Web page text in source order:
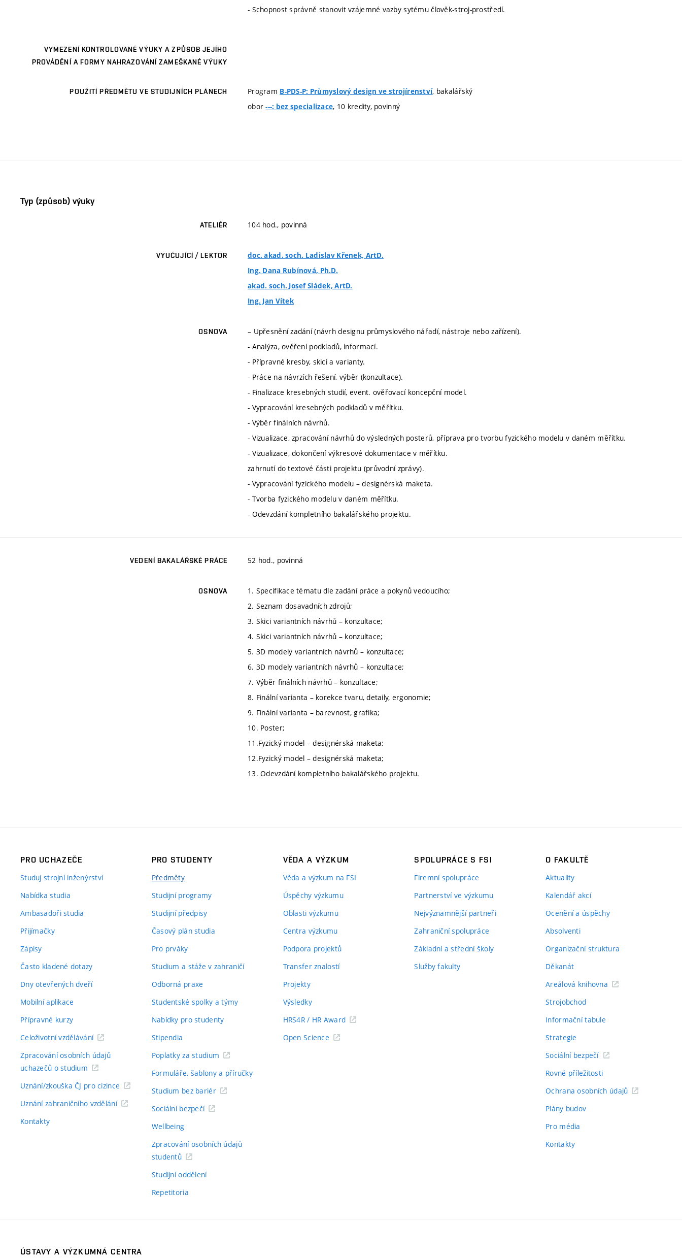
- Schopnost správně stanovit vzájemné vazby sytému člověk-stroj-prostředí.
VYMEZENÍ KONTROLOVANÉ VÝUKY A ZPŮSOB JEJÍHO
PROVÁDĚNÍ A FORMY NAHRAZOVÁNÍ ZAMEŠKANÉ VÝUKY
POUŽITÍ PŘEDMĚTU VE STUDIJNÍCH PLÁNECH Program B-PDS-P: Průmyslový design ve strojírenství, bakalářský
obor---: bez specializace, 10 kredity, povinný
Typ (způsob) výuky
ATELIÉR 104 hod., povinná
VYUČUJÍCÍ / LEKTOR
doc. akad. soch. Ladislav Křenek, ArtD.
Ing. Dana Rubínová, Ph.D.
akad. soch. Josef Sládek, ArtD.
Ing. Jan Vítek
OSNOVA
– Upřesnění zadání (návrh designu průmyslového nářadí, nástroje nebo zařízení).
- Analýza, ověření podkladů, informací.
- Přípravné kresby, skici a varianty.
- Práce na návrzích řešení, výběr (konzultace).
- Finalizace kresebných studií, event. ověřovací koncepční model.
- Vypracování kresebných podkladů v měřítku.
- Výběr finálních návrhů.
- Vizualizace, zpracování návrhů do výsledných posterů, příprava pro tvorbu fyzického modelu v daném měřítku.
- Vizualizace, dokončení výkresové dokumentace v měřítku.
zahrnutí do textové části projektu (průvodní zprávy).
- Vypracování fyzického modelu – designérská maketa.
- Tvorba fyzického modelu v daném měřítku.
- Odevzdání kompletního bakalářského projektu.
VEDENÍ BAKALÁŘSKÉ PRÁCE 52 hod., povinná
OSNOVA
1. Specifikace tématu dle zadání práce a pokynů vedoucího;
2. Seznam dosavadních zdrojů;
3. Skici variantních návrhů – konzultace;
4. Skici variantních návrhů – konzultace;
5. 3D modely variantních návrhů – konzultace;
6. 3D modely variantních návrhů – konzultace;
7. Výběr finálních návrhů – konzultace;
8. Finální varianta – korekce tvaru, detaily, ergonomie;
9. Finální varianta – barevnost, grafika;
10. Poster;
11.Fyzický model – designérská maketa;
12.Fyzický model – designérská maketa;
13. Odevzdání kompletního bakalářského projektu.
PRO UCHAZEČE
Studuj strojní inženýrství
Nabídka studia
Ambasadoři studia
Přijímačky
Zápisy
Často kladené dotazy
Dny otevřených dveří
Mobilní aplikace
Přípravné kurzy
Celoživotní vzdělávání
Zpracování osobních údajů
uchazečů o studium
Uznání/zkouška ČJ pro cizince
Uznání zahraničního vzdělání
Kontakty
PRO STUDENTY
Předměty
Studijní programy
Studijní předpisy
Časový plán studia
Pro prváky
Studium a stáže v zahraničí
Odborná praxe
Studentské spolky a týmy
Nabídky pro studenty
Stipendia
Poplatky za studium
Formuláře, šablony a příručky
Studium bez bariér
Sociální bezpečí
Wellbeing
Zpracování osobních údajů
studentů
Studijní oddělení
Repetitoria
VĚDA A VÝZKUM
Věda a výzkum na FSI
Úspěchy výzkumu
Oblasti výzkumu
Centra výzkumu
Podpora projektů
Transfer znalostí
Projekty
Výsledky
HRS4R / HR Award
Open Science
SPOLUPRÁCE S FSI
Firemní spolupráce
Partnerství ve výzkumu
Nejvýznamnější partneři
Zahraniční spolupráce
Základní a střední školy
Služby fakulty
O FAKULTĚ
Aktuality
Kalendář akcí
Ocenění a úspěchy
Absolventi
Organizační struktura
Děkanát
Areálová knihovna
Strojobchod
Informační tabule
Strategie
Sociální bezpečí
Rovné příležitosti
Ochrana osobních údajů
Plány budov
Pro média
Kontakty
ÚSTAVY A VÝZKUMNÁ CENTRA